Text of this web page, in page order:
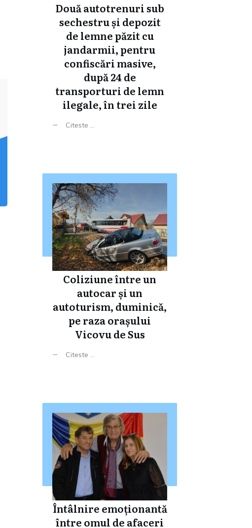
Două autotrenuri sub
sechestru și depozit
de lemne păzit cu
jandarmii, pentru
confiscări masive,
după 24 de
transporturi de lemn
ilegale, în trei zile
Citeste ...
Coliziune între un
autocar și un
autoturism, duminică,
pe raza orașului
Vicovu de Sus
Citeste ...
Întâlnire emoționantă
între omul de afaceri